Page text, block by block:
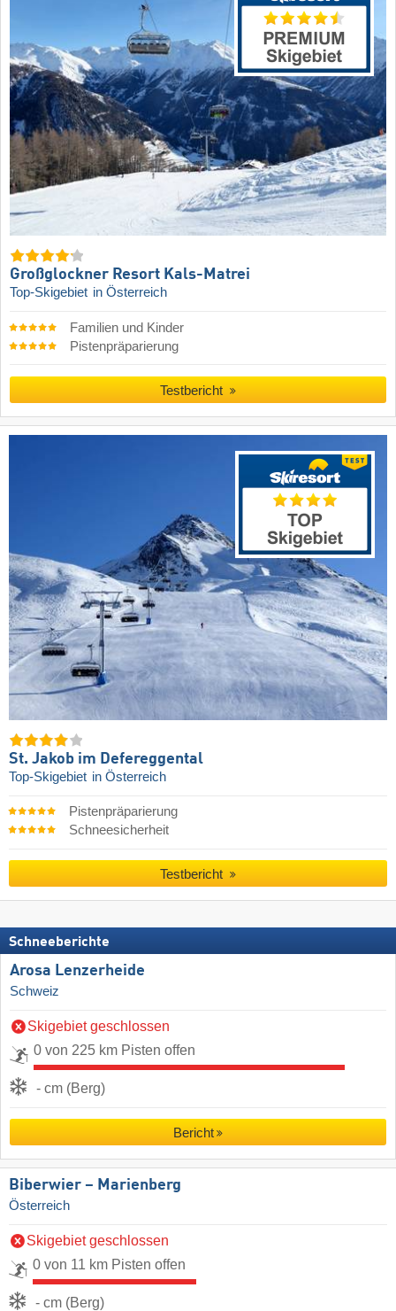
Großglockner Resort Kals-Matrei
Top-Skigebiet in Österreich
Familien und Kinder
Pistenpräparierung
Testbericht
St. Jakob im Defereggental
Top-Skigebiet in Österreich
Pistenpräparierung
Schneesicherheit
Testbericht
Schneeberichte
Arosa Lenzerheide
Schweiz
Skigebiet geschlossen
0 von 225 km Pisten offen
- cm (Berg)
Bericht
Biberwier – Marienberg
Österreich
Skigebiet geschlossen
0 von 11 km Pisten offen
- cm (Berg)